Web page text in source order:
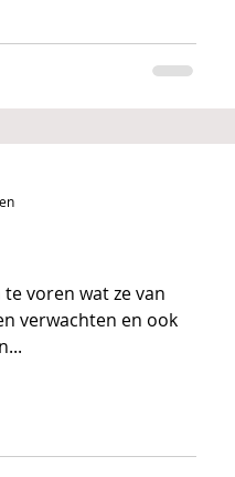
voren wat ze van
verwachten en ook